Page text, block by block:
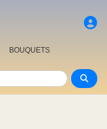
BOUQUETS